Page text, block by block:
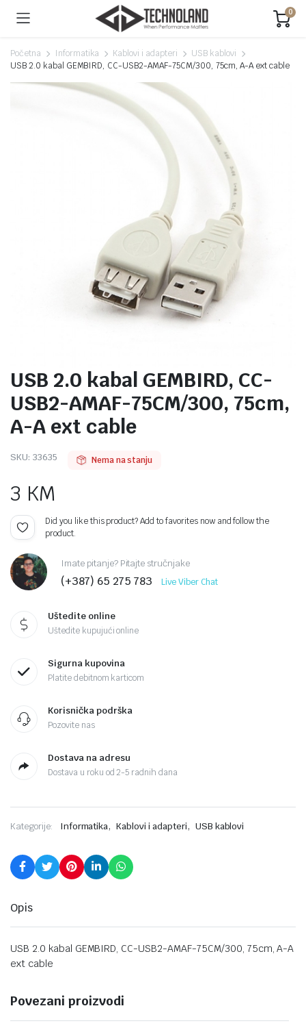
0
Početna Informatika Kablovi i adapteri
USB kablovi
USB 2.0 kabal GEMBIRD, CC-USB2-AMAF-75CM/300, 75cm, A-A ext cable
USB 2.0 kabal GEMBIRD, CC-
USB2-AMAF-75CM/300, 75cm,
A-A ext cable
SKU: 33635 Nema na stanju
3 KM
Did you like this product? Add to favorites now and follow the
product.
Imate pitanje? Pitajte stručnjake
(+387) 65 275 783 Live Viber Chat
Uštedite online
Uštedite kupujući online
Sigurna kupovina
Platite debitnom karticom
Korisnička podrška
Pozovite nas
Dostava na adresu
Dostava u roku od 2-5 radnih dana
Kategorije: Informatika, Kablovi i adapteri, USB kablovi
Opis
USB 2.0 kabal GEMBIRD, CC-USB2-AMAF-75CM/300, 75cm, A-A
ext cable
Povezani proizvodi